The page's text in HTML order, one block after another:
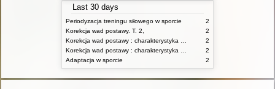
Last 30 days
Periodyzacja treningu siłowego w sporcie
2
Korekcja wad postawy. T. 2,
2
2
2
Adaptacja w sporcie
2